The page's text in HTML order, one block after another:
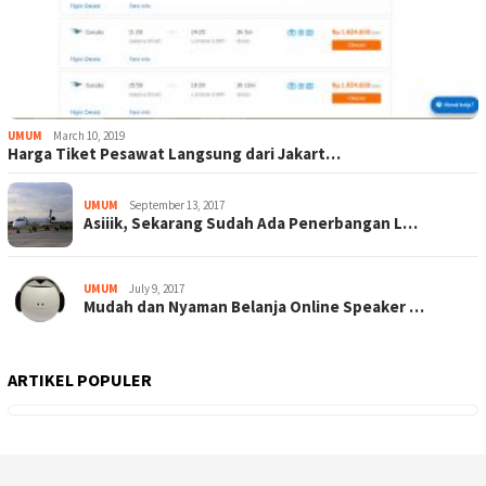
UMUM March 10, 2019
Harga Tiket Pesawat Langsung dari Jakart…
UMUM September 13, 2017
Asiiik, Sekarang Sudah Ada Penerbangan L…
UMUM July 9, 2017
Mudah dan Nyaman Belanja Online Speaker …
ARTIKEL POPULER